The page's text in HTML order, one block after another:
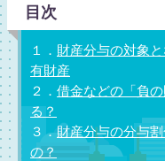
目次
１． 財産分与の対象
有財産
２． 借金などの「負
る？
３．財産分与の分与
の？